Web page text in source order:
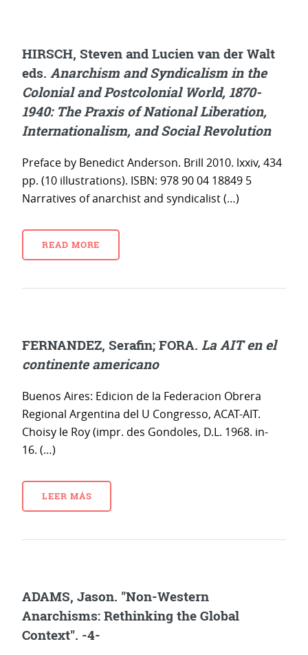
HIRSCH, Steven and Lucien van der Walt
eds. Anarchism and Syndicalism in the
Colonial and Postcolonial World, 1870-
1940: The Praxis of National Liberation,
Internationalism, and Social Revolution
Preface by Benedict Anderson. Brill 2010. lxxiv, 434
pp. (10 illustrations). ISBN: 978 90 04 18849 5
Narratives of anarchist and syndicalist (…)
READ MORE
FERNANDEZ, Serafin; FORA. La AIT en el
continente americano
Buenos Aires: Edicion de la Federacion Obrera
Regional Argentina del U Congresso, ACAT-AIT.
Choisy le Roy (impr. des Gondoles, D.L. 1968. in-
16. (…)
LEER MÁS
ADAMS, Jason. "Non-Western
Anarchisms: Rethinking the Global
Context". -4-